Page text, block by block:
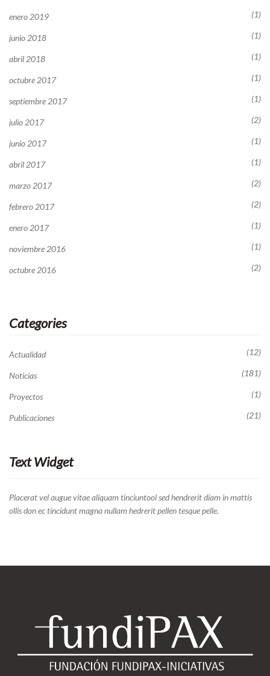
enero 2019 (1)
junio 2018 (1)
abril 2018 (1)
octubre 2017 (1)
septiembre 2017 (1)
julio 2017 (2)
junio 2017 (1)
abril 2017 (1)
marzo 2017 (2)
febrero 2017 (2)
enero 2017 (1)
noviembre 2016 (1)
octubre 2016 (2)
Categories
Actualidad (12)
Noticias (181)
Proyectos (1)
Publicaciones (21)
Text Widget
Placerat vel augue vitae aliquam tinciuntool sed hendrerit diam in mattis
ollis don ec tincidunt magna nullam hedrerit pellen tesque pelle.